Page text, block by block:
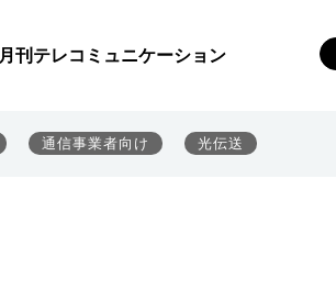
月刊テレコミュニケーション
通信事業者向け 光伝送